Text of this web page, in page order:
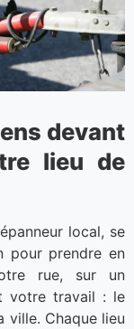
devant
lieu de
local, se
pour prendre en
rue, sur un
votre travail : le
ville. Chaque lieu